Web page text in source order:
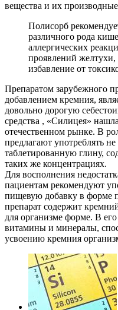
вещества и их
Полисорб
различного рода
аллергических
проявлений желтухи,
избавление от
Препаратом зарубежного
добавлением кремния,
довольно дорогую
средства , «Силицея»
отечественном рынке. В
предлагают употреблять
таблетированную глину,
таких же концентрациях.
Для восполнения
пациентам рекомендуют
пищевую добавку в форме
препарат содержит
для организме форме. В
витамины и минералы,
усвоению кремния